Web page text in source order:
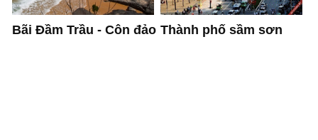
Bãi Đầm Trầu - Côn đảo Thành phố sầm sơn